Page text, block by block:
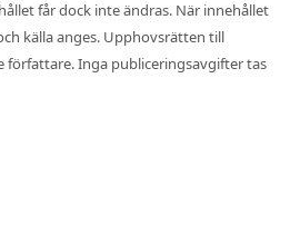
får dock inte ändras. När innehållet
källa anges. Upphovsrätten till
författare. Inga publiceringsavgifter tas